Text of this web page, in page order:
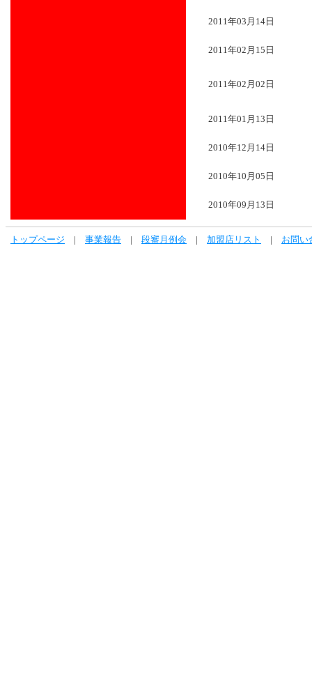
2011年03月14日
2011年02月15日
2011年02月02日
2011年01月13日
2010年12月14日
2010年10月05日
2010年09月13日
トップページ 事業報告 段審月例会 加盟店リスト お問い